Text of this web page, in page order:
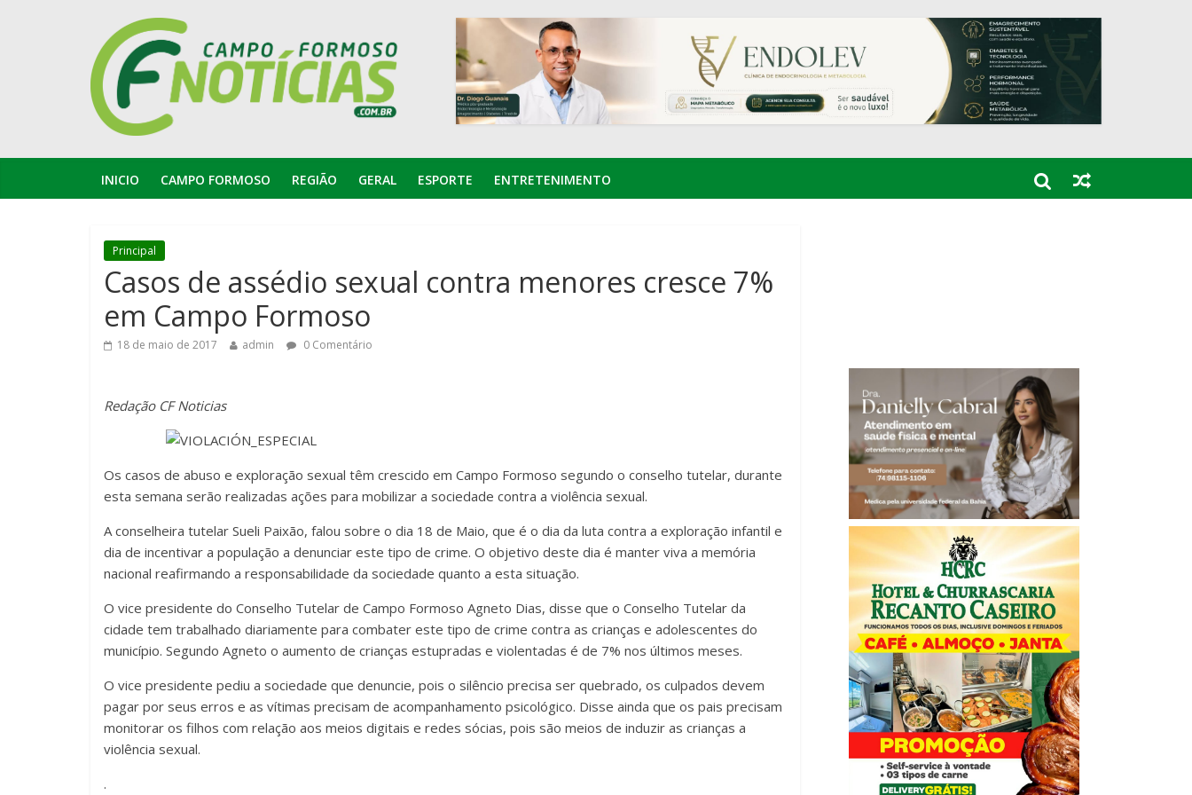
INICIO CAMPO FORMOSO REGIÃO GERAL ESPORTE ENTRETENIMENTO
Principal
Casos de assédio sexual contra menores cresce 7%
em Campo Formoso
18 de maio de 2017 admin 0 Comentário
Redação CF Noticias
Os casos de abuso e exploração sexual têm crescido em Campo Formoso segundo o conselho tutelar, durante
esta semana serão realizadas ações para mobilizar a sociedade contra a violência sexual.
A conselheira tutelar Sueli Paixão, falou sobre o dia 18 de Maio, que é o dia da luta contra a exploração infantil e
dia de incentivar a população a denunciar este tipo de crime. O objetivo deste dia é manter viva a memória
nacional reafirmando a responsabilidade da sociedade quanto a esta situação.
O vice presidente do Conselho Tutelar de Campo Formoso Agneto Dias, disse que o Conselho Tutelar da
cidade tem trabalhado diariamente para combater este tipo de crime contra as crianças e adolescentes do
município. Segundo Agneto o aumento de crianças estupradas e violentadas é de 7% nos últimos meses.
O vice presidente pediu a sociedade que denuncie, pois o silêncio precisa ser quebrado, os culpados devem
pagar por seus erros e as vítimas precisam de acompanhamento psicológico. Disse ainda que os pais precisam
monitorar os filhos com relação aos meios digitais e redes sócias, pois são meios de induzir as crianças a
violência sexual.
.